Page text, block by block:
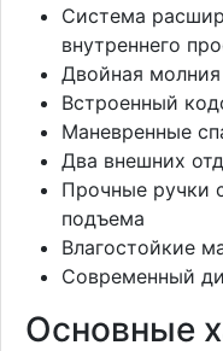
Система
внутреннего
Двойная
Встроенный
Маневренные
Два внешних
Прочные ручки
подъема
Влагостойкие
Современный
Основные